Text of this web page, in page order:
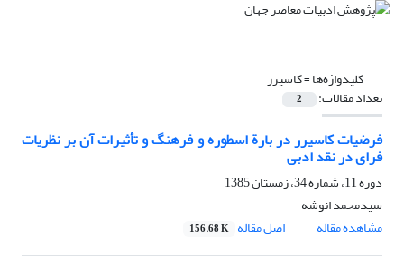
کلیدواژه‌ها =کاسیرر
تعداد مقالات: 2
فرضیات کاسیرر در بارة اسطوره و فرهنگ و تأثیرات آن بر نظریات
فرای در نقد ادبی
دوره 11، شماره 34، زمستان 1385
سیدمحمد انوشه
مشاهده مقاله
اصل مقاله 156.68 K